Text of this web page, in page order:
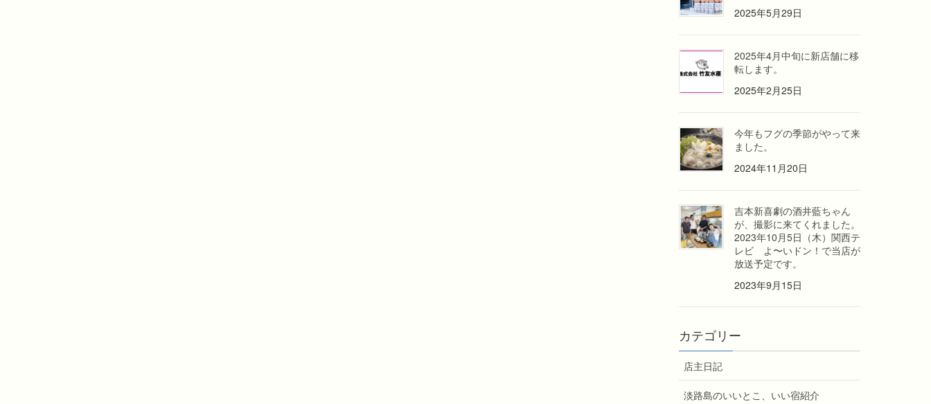
2025年5月29日
2025年4月中旬に新店舗に移
転します。
2025年2月25日
今年もフグの季節がやって来
ました。
2024年11月20日
吉本新喜劇の酒井藍ちゃん
が、撮影に来てくれました。
2023年10月5日（木）関西テ
レビ よ〜いドン！で当店が
放送予定です。
2023年9月15日
カテゴリー
店主日記
淡路島のいいとこ、いい宿紹介